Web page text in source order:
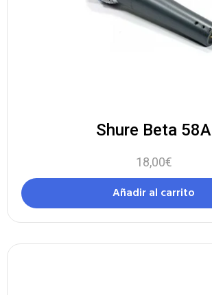
Shure Beta 58A
18,00€
Añadir al carrito